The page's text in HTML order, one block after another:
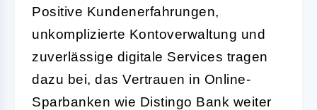
Positive Kundenerfahrungen,
unkomplizierte Kontoverwaltung und
zuverlässige digitale Services tragen
dazu bei, das Vertrauen in Online-
Sparbanken wie Distingo Bank weiter